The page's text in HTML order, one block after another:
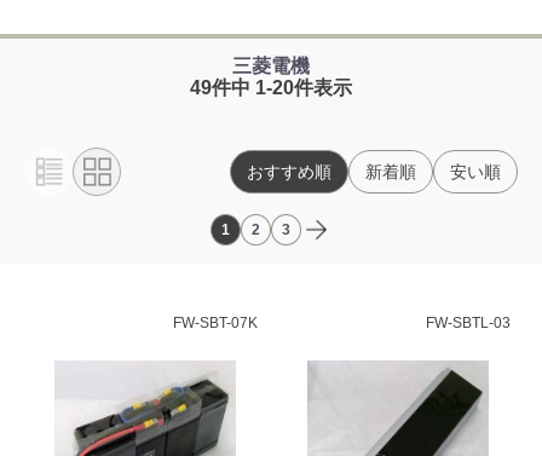
三菱電機
49件中 1-20件表示
1 2 3
おすすめ順 新着順 安い順
FW-SBT-07K FW-SBTL-03